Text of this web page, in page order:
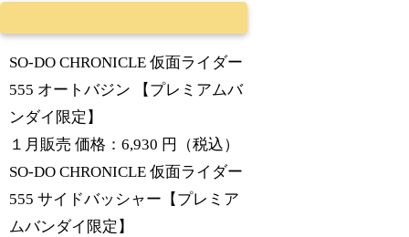
SO-DO CHRONICLE 仮面ライダー
555 オートバジン 【プレミアムバ
ンダイ限定】
１月販売 価格：6,930 円（税込）
SO-DO CHRONICLE 仮面ライダー
555 サイドバッシャー【プレミア
ムバンダイ限定】